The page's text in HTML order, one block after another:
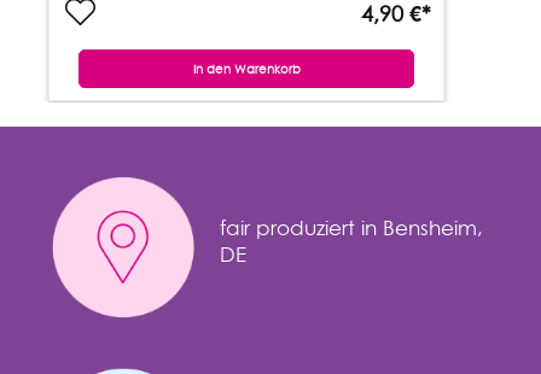
4,90 €*
In den Warenkorb
fair produziert in Bensheim,
DE